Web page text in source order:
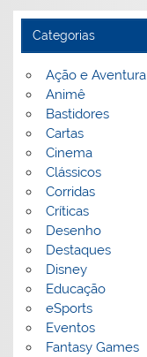
Categorias
Ação e Aventura
Animê
Bastidores
Cartas
Cinema
Clássicos
Corridas
Críticas
Desenho
Destaques
Disney
Educação
eSports
Eventos
Fantasy Games